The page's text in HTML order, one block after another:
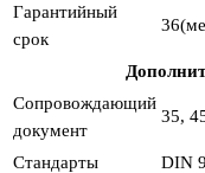
Гарантийный
срок
Сопровождающий
документ
35,
Стандарты
DIN